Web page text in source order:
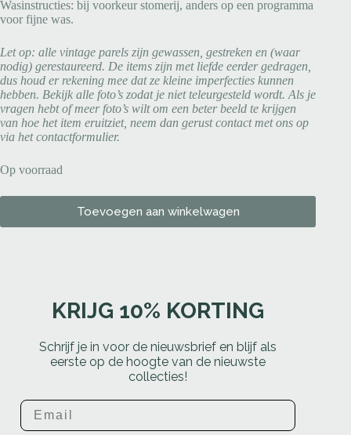
Wasinstructies: bij voorkeur stomerij, anders op een programma
voor fijne was.
Let op: alle vintage parels zijn gewassen, gestreken en (waar
nodig) gerestaureerd. De items zijn met liefde eerder gedragen,
dus houd er rekening mee dat ze kleine imperfecties kunnen
hebben. Bekijk alle foto’s zodat je niet teleurgesteld wordt. Als je
vragen hebt of meer foto’s wilt om een beter beeld te krijgen
van hoe het item eruitziet, neem dan gerust contact met ons op
via het contactformulier.
Op voorraad
Toevoegen aan winkelwagen
KRIJG 10% KORTING
Schrijf je in voor de nieuwsbrief en blijf als
eerste op de hoogte van de nieuwste
collecties!
Email